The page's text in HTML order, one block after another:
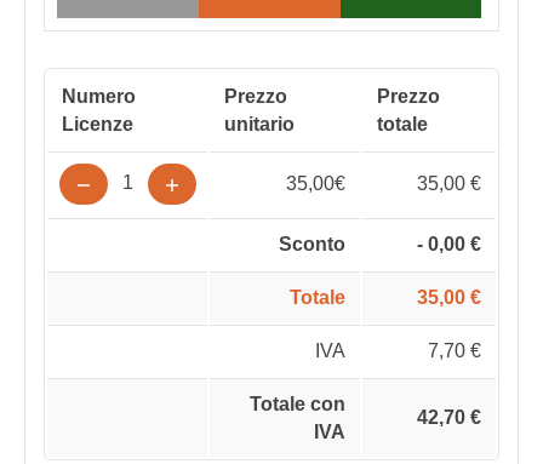
Numero
Licenze
Prezzo
unitario
Prezzo
totale
1 35,00€ 35,00 €
Sconto - 0,00 €
Totale 35,00 €
IVA 7,70 €
Totale con
IVA
42,70 €